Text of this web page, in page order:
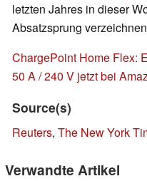
letzten Jahres in dieser
Absatzsprung
ChargePoint Home Flex:
50 A / 240 V jetzt bei
Source(s)
Reuters, The New York
Verwandte Artikel